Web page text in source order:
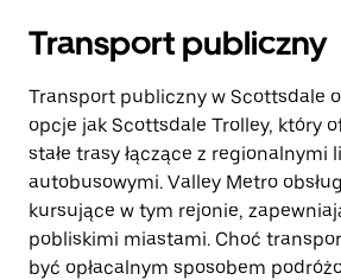
Transport publiczny
Transport publiczny w Scottsdale
opcje jak Scottsdale Trolley, który
stałe trasy łączące z regionalnymi
autobusowymi. Valley Metro
kursujące w tym rejonie,
pobliskimi miastami. Choć
być opłacalnym sposobem